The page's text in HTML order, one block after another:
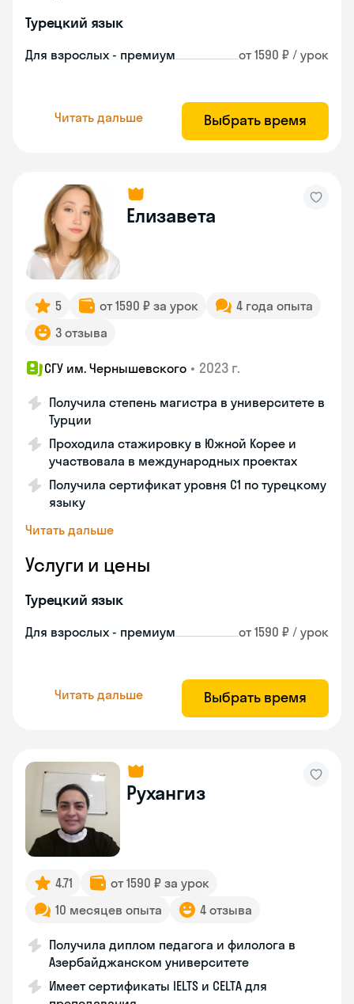
Турецкий язык
Для взрослых - премиум от 1590 ₽ / урок
Читать дальше Выбрать время
Елизавета
5 от 1590 ₽ за урок
4 года опыта
3 отзыва
СГУ им. Чернышевского • 2023 г.
Получила степень магистра в университете в
Турции
Проходила стажировку в Южной Корее и
участвовала в международных проектах
Получила сертификат уровня C1 по турецкому
языку
Читать дальше
Услуги и цены
Турецкий язык
Для взрослых - премиум от 1590 ₽ / урок
Читать дальше Выбрать время
Рухангиз
4.71
от 1590 ₽ за урок
10 месяцев опыта
4 отзыва
Получила диплом педагога и филолога в
Азербайджанском университете
Имеет сертификаты IELTS и CELTA для